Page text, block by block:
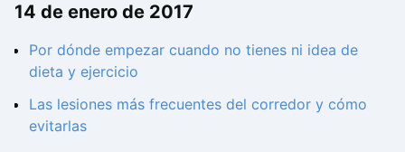
14 de enero de 2017
Por dónde empezar cuando no tienes ni idea de
dieta y ejercicio
Las lesiones más frecuentes del corredor y cómo
evitarlas